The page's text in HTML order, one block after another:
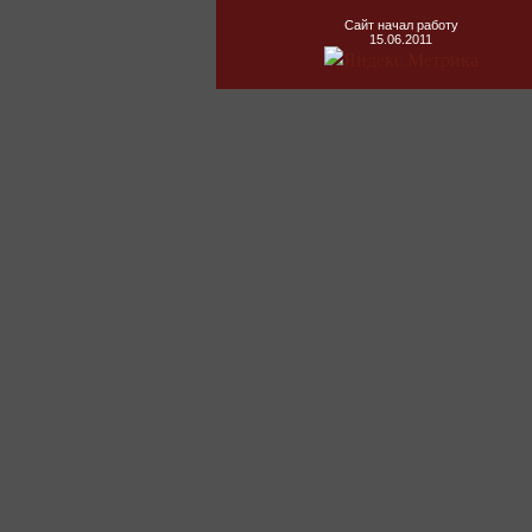
Сайт начал работу
15.06.2011